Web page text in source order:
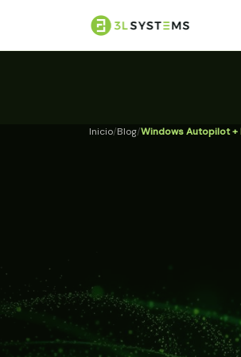
Inicio Blog Windows Autopilot +